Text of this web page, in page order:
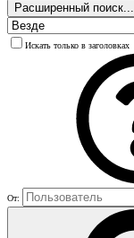
Расширенный поиск...
Искать только в заголовках
От: